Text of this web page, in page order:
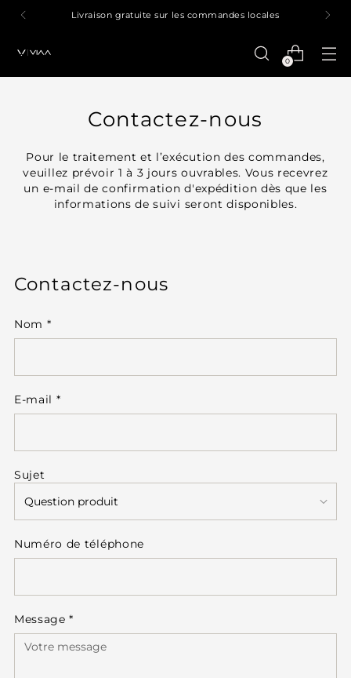
Livraison gratuite sur les commandes locales
0
Contactez-nous
Pour le traitement et l’exécution des commandes,
veuillez prévoir 1 à 3 jours ouvrables. Vous recevrez
un e-mail de confirmation d'expédition dès que les
informations de suivi seront disponibles.
Contactez-nous
Nom *
E-mail *
Sujet
Numéro de téléphone
Message*